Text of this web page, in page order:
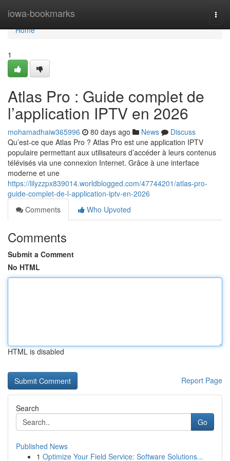
iowa-bookmarks
Home
Home
1
Atlas Pro : Guide complet de
l’application IPTV en 2026
mohamadhaiw365996 80 days ago News
Discuss
Qu’est-ce que Atlas Pro ? Atlas Pro est une application IPTV
populaire permettant aux utilisateurs d’accéder à leurs contenus
télévisés via une connexion Internet. Grâce à une interface
moderne et une
https://lilyzzpx839014.worldblogged.com/47744201/atlas-pro-
guide-complet-de-l-application-iptv-en-2026
Comments
Who Upvoted
Comments
Submit a Comment
No HTML
HTML is disabled
Report Page
Search
Go
Published News
1 Optimize Your Field Service: Software Solutions...